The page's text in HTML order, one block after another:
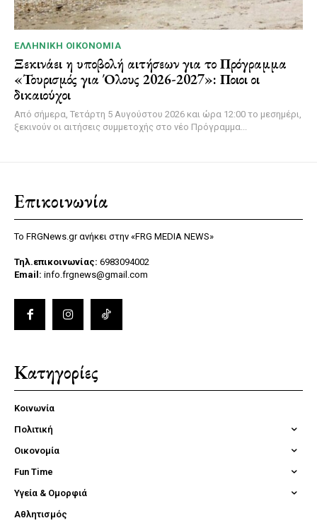
ΕΛΛΗΝΙΚΉ ΟΙΚΟΝΟΜΊΑ
Ξεκινάει η υποβολή αιτήσεων για το Πρόγραμμα
«Τουρισμός για Όλους 2026-2027»: Ποιοι οι
δικαιούχοι
Από σήμερα, Τετάρτη 5 Αυγούστου 2026 και ώρα 12:00 το μεσημέρι,
ξεκινούν οι αιτήσεις συμμετοχής στο νέο Πρόγραμμα...
Επικοινωνία
Το FRGNews.gr ανήκει στην «FRG MEDIA NEWS»
Τηλ.επικοινωνίας: 6983094002
Email: info.frgnews@gmail.com
Κατηγορίες
Κοινωνία
Πολιτική
Οικονομία
Fun Time
Υγεία & Ομορφιά
Αθλητισμός